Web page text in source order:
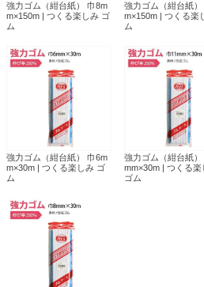
強力ゴム（紺台紙） 巾8m
m×150m | つくる楽しみ ゴ
ム
強力ゴム（紺台紙）
m×150m | つくる楽
ム
強力ゴム（紺台紙） 巾6m
m×30m | つくる楽しみ ゴ
ム
強力ゴム（紺台紙）
mm×30m | つくる楽
ゴム